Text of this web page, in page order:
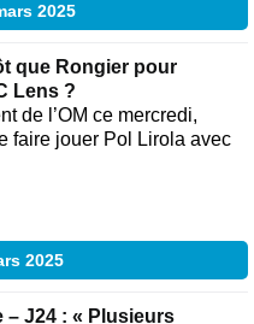
2025
que Rongier pour
Lens ?
de l’OM ce mercredi,
faire jouer Pol Lirola avec
2025
– J24 : « Plusieurs